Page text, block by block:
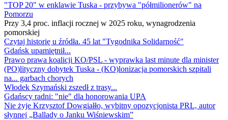
"TOP 20" w enklawie Tuska - przybywa "półmilionerów" na
Pomorzu
Przy 3,4 proc. inflacji rocznej w 2025 roku, wynagrodzenia
pomorskiej
Czytaj historię u źródła. 45 lat "Tygodnika Solidarność"
Gdańsk upamiętnił...
Prawo prawa koalicji KO/PSL - wyprawka last minute dla minister
(PO)lityczny dobytek Tuska - (KO)lonizacja pomorskich szpitali
na... garbach chorych
Włodek Szymański zszedł z trasy...
Gdańscy radni: "nie" dla honorowania UPA
Nie żyje Krzysztof Dowgiałło, wybitny opozycjonista PRL, autor
słynnej „Ballady o Janku Wiśniewskim”